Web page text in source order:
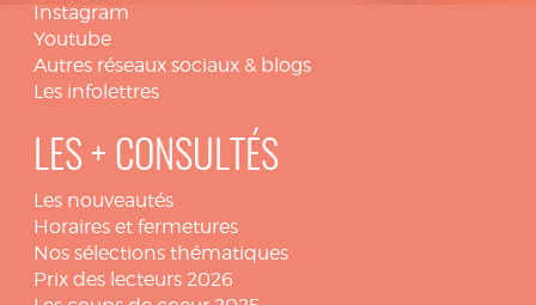
Instagram
Youtube
Autres réseaux sociaux & blogs
Les infolettres
LES + CONSULTÉS
Les nouveautés
Horaires et fermetures
Nos sélections thématiques
Prix des lecteurs 2026